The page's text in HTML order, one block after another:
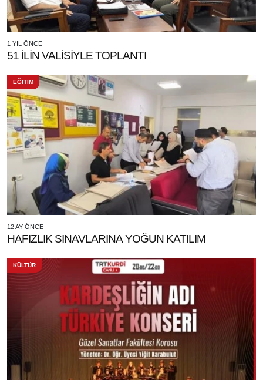
1 YIL ÖNCE
51 İLİN VALİSİYLE TOPLANTI
EĞİTİM
12 AY ÖNCE
HAFIZLIK SINAVLARINA YOĞUN KATILIM
KÜLTÜR